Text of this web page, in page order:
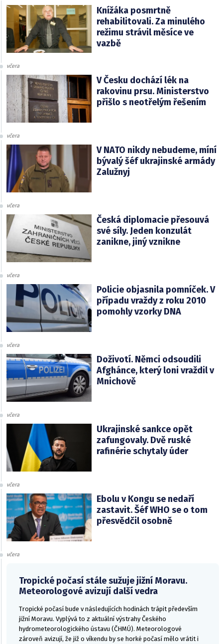
Knížáka posmrtně
rehabilitovali. Za minulého
režimu strávil měsíce ve
vazbě
včera
V Česku dochází lék na
rakovinu prsu. Ministerstvo
přišlo s neotřelým řešením
včera
V NATO nikdy nebudeme, míní
bývalý šéf ukrajinské armády
Zalužnyj
včera
Česká diplomacie přesouvá
své síly. Jeden konzulát
zanikne, jiný vznikne
včera
Policie objasnila pomníček. V
případu vraždy z roku 2010
pomohly vzorky DNA
včera
Doživotí. Němci odsoudili
Afghánce, který loni vraždil v
Mnichově
včera
Ukrajinské sankce opět
zafungovaly. Dvě ruské
rafinérie schytaly úder
včera
Ebolu v Kongu se nedaří
zastavit. Šéf WHO se o tom
přesvědčil osobně
včera
Tropické počasí stále sužuje jižní Moravu.
Meteorologové avizují další vedra
Tropické počasí bude v následujících hodinách trápit především
jižní Moravu. Vyplývá to z aktuální výstrahy Českého
hydrometeorologického ústavu (ČHMÚ). Meteorologové
zároveň avizují, že již o víkendu by se horké počasí mělo vrátit i